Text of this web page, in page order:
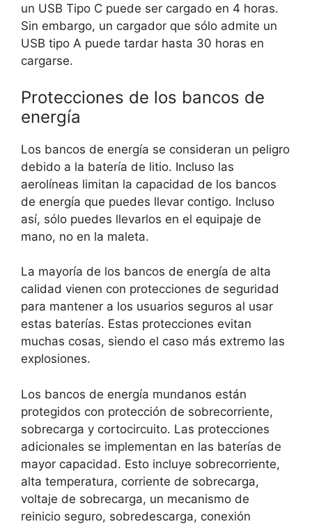
un USB Tipo C puede ser cargado en 4 horas.
Sin embargo, un cargador que sólo admite un
USB tipo A puede tardar hasta 30 horas en
cargarse.
Protecciones de los bancos de
energía
Los bancos de energía se consideran un peligro
debido a la batería de litio. Incluso las
aerolíneas limitan la capacidad de los bancos
de energía que puedes llevar contigo. Incluso
así, sólo puedes llevarlos en el equipaje de
mano, no en la maleta.
La mayoría de los bancos de energía de alta
calidad vienen con protecciones de seguridad
para mantener a los usuarios seguros al usar
estas baterías. Estas protecciones evitan
muchas cosas, siendo el caso más extremo las
explosiones.
Los bancos de energía mundanos están
protegidos con protección de sobrecorriente,
sobrecarga y cortocircuito. Las protecciones
adicionales se implementan en las baterías de
mayor capacidad. Esto incluye sobrecorriente,
alta temperatura, corriente de sobrecarga,
voltaje de sobrecarga, un mecanismo de
reinicio seguro, sobredescarga, conexión